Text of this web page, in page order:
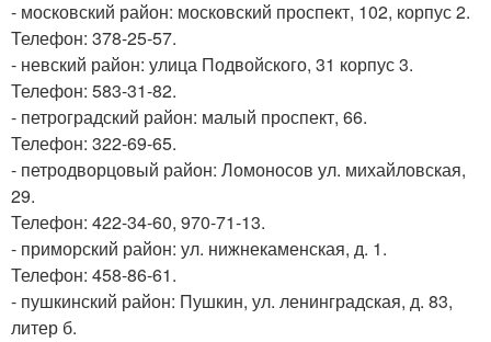
- московский район: московский проспект, 102, корпус 2.
Телефон: 378-25-57.
- невский район: улица Подвойского, 31 корпус 3.
Телефон: 583-31-82.
- петроградский район: малый проспект, 66.
Телефон: 322-69-65.
- петродворцовый район: Ломоносов ул. михайловская,
29.
Телефон: 422-34-60, 970-71-13.
- приморский район: ул. нижнекаменская, д. 1.
Телефон: 458-86-61.
- пушкинский район: Пушкин, ул. ленинградская, д. 83,
литер б.